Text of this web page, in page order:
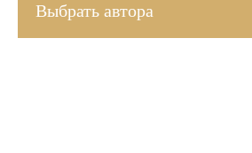
Выбрать автора